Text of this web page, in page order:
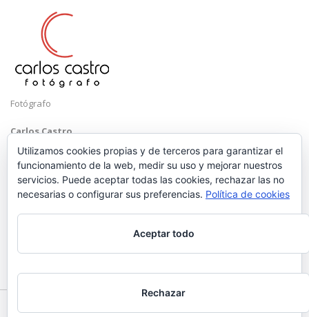
Fotógrafo
Carlos Castro
Málaga
Mobile: +34 652 83 71 98
hola@carloscastrofotografo.com
Utilizamos cookies propias y de terceros para garantizar el
funcionamiento de la web, medir su uso y mejorar nuestros
servicios. Puede aceptar todas las cookies, rechazar las no
necesarias o configurar sus preferencias. Política de cookies
Aceptar todo
Rechazar